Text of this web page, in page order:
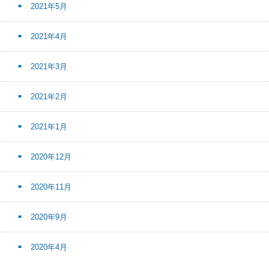
2021年5月
2021年4月
2021年3月
2021年2月
2021年1月
2020年12月
2020年11月
2020年9月
2020年4月